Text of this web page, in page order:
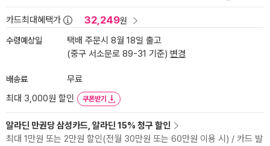
카드최대혜택가 32,249원
수령예상일
택배 주문시 8월 18일 출고
(중구 서소문로 89-31 기준) 변경
배송료
무료
최대 3,000원 할인
쿠폰받기
알라딘 만권당 삼성카드, 알라딘 15% 청구 할인
최대 1만원 또는 2만원 할인(전월 30만원 또는 60만원 이용 시) / 카드 발